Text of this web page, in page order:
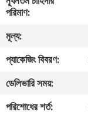
কারখানা
পরিদর্শন
গুণমান
নিয়ন্ত্রণ
পরিমাণ:
মূল্য:
প্যাকেজিং বিবরণ:
ডেলিভারি সময়:
পরিশোধের শর্ত: